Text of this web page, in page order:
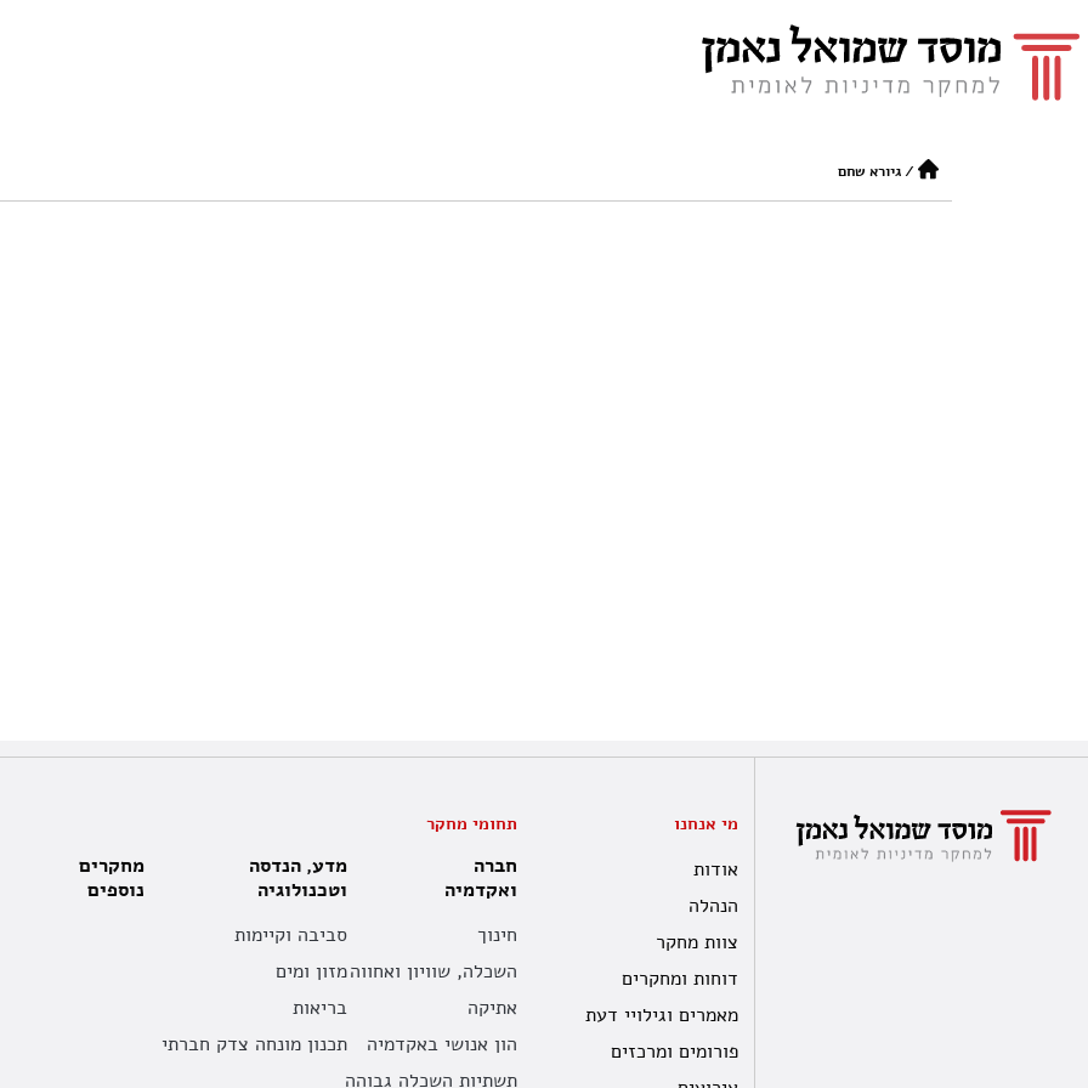
/גיורא שחם
מי אנחנו
אודות
הנהלה
צוות מחקר
דוחות ומחקרים
מאמרים וגילויי דעת
פורומים ומרכזים
תחומי מחקר
חברה
ואקדמיה
חינוך
השכלה, שוויון ואחווה
אתיקה
הון אנושי באקדמיה
תשתיות השכלה גבוהה
מדע, הנדסה
וטכנולוגיה
סביבה וקיימות
מזון ומים
בריאות
תכנון מונחה צדק חברתי
מחקרים
נוספים